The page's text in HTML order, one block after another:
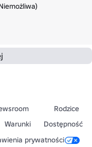
Powolna
Rodzice
Warunki
Dostępność
prywatności